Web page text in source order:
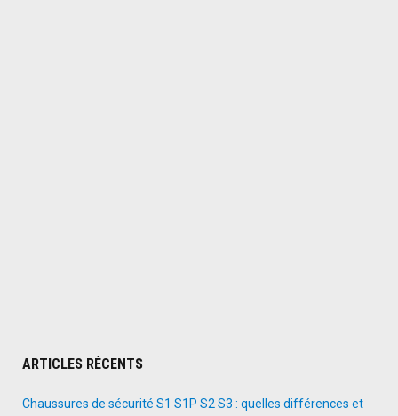
ARTICLES RÉCENTS
Chaussures de sécurité S1 S1P S2 S3 : quelles différences et